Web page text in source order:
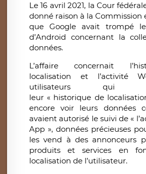
Le 16 avril 2021, la Cour
donné raison à la Commission
que Google avait trompé
d’Android concernant la
données.
L’affaire concernait
localisation et l’activité
utilisateurs qui
leur « historique de
encore voir leurs données
avaient autorisé le suivi de «
App », données précieuses
les vend à des annonceurs
produits et services en
localisation de l’utilisateur.